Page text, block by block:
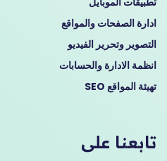
ادارة الصفحات والمواقع
التصوير وتحرير الفيديو
انظمة الادارة والحسابات
تهيئة المواقع SEO
تابعنا على